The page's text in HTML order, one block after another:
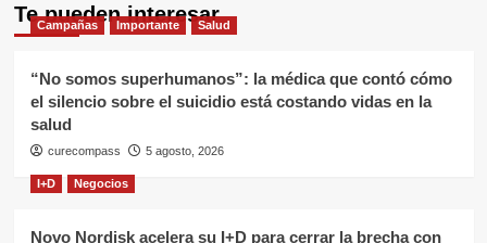
Te pueden interesar
Campañas Importante Salud
“No somos superhumanos”: la médica que contó cómo
el silencio sobre el suicidio está costando vidas en la
salud
curecompass 5 agosto, 2026
I+D Negocios
Novo Nordisk acelera su I+D para cerrar la brecha con